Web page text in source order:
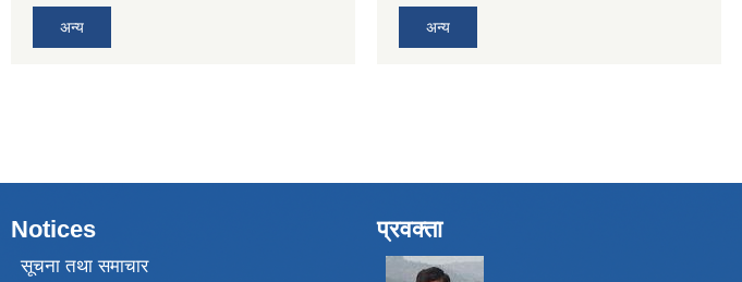
अन्य अन्य
Notices
सूचना तथा समाचार
प्रवक्ता